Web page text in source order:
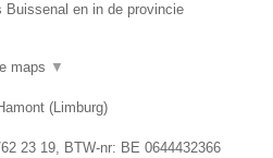
Buissenal en in de provincie
maps ▼
(Limburg)
23 19, BTW-nr: BE 0644432366